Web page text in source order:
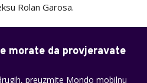
Rolan Garosa.
morate da provjeravate
preuzmite Mondo mobilnu